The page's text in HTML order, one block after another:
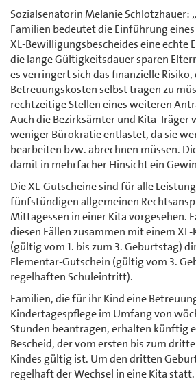
Sozialsenatorin Melanie Schlotzhauer:
Familien bedeutet die Einführung
XL-Bewilligungsbescheides eine echte
die lange Gültigkeitsdauer sparen
es verringert sich das finanzielle Risiko,
Betreuungskosten selbst tragen zu
rechtzeitige Stellen eines weiteren
Auch die Bezirksämter und Kita-Träger
weniger Bürokratie entlastet, da sie
bearbeiten bzw. abrechnen müssen.
damit in mehrfacher Hinsicht ein
Die XL-Gutscheine sind für alle
fünfstündigen allgemeinen
Mittagessen in einer Kita vorgesehen.
diesen Fällen zusammen mit einem
(gültig vom 1. bis zum 3. Geburtstag)
Elementar-Gutschein (gültig vom 3.
regelhaften Schuleintritt).
Familien, die für ihr Kind eine
Kindertagespflege im Umfang von
Stunden beantragen, erhalten künftig
Bescheid, der vom ersten bis zum
Kindes gültig ist. Um den dritten
regelhaft der Wechsel in eine Kita